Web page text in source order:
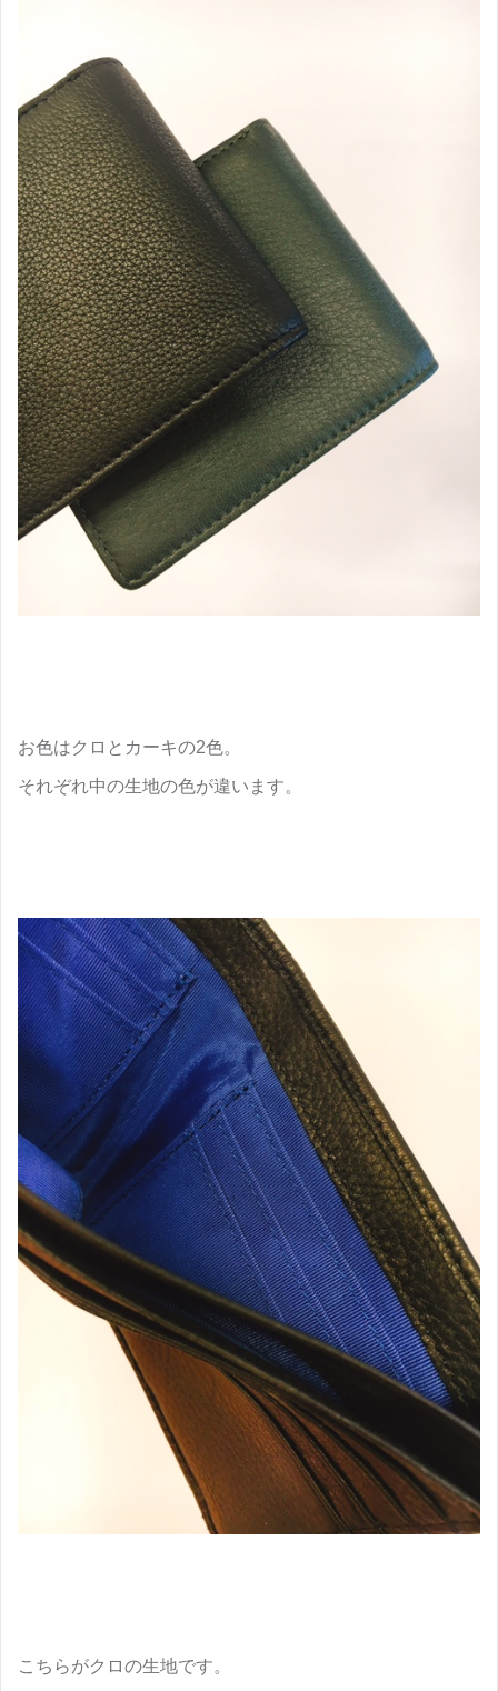
お色はクロとカーキの2色。
それぞれ中の生地の色が違います。
こちらがクロの生地です。